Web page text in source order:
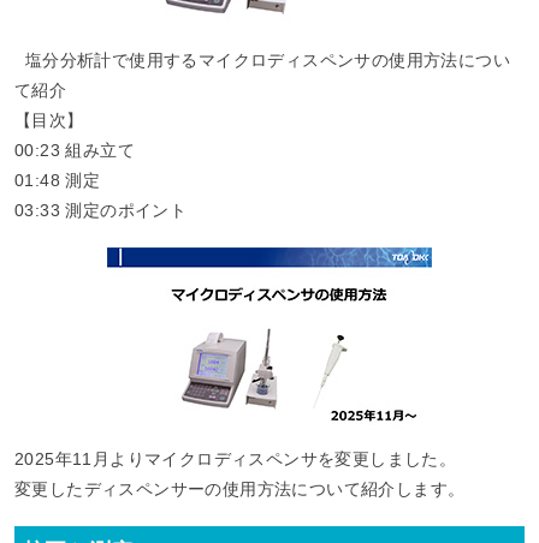
塩分分析計で使用するマイクロディスペンサの使用方法につい
て紹介
【目次】
00:23​ 組み立て
01:48​ 測定
03:33​ 測定のポイント
2025年11月よりマイクロディスペンサを変更しました。
変更したディスペンサーの使用方法について紹介します。